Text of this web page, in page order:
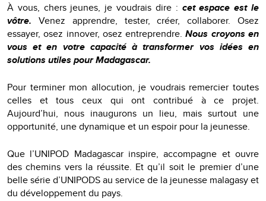
À vous, chers jeunes, je voudrais dire : cet espace est le
vôtre. Venez apprendre, tester, créer, collaborer. Osez
essayer, osez innover, osez entreprendre.Nous croyons en
vous et en votre capacité à transformer vos idées en
solutions utiles pour Madagascar.
Pour terminer mon allocution, je voudrais remercier toutes
celles et tous ceux qui ont contribué à ce projet.
Aujourd’hui, nous inaugurons un lieu, mais surtout une
opportunité, une dynamique et un espoir pour la jeunesse.
Que l’UNIPOD Madagascar inspire, accompagne et ouvre
des chemins vers la réussite. Et qu’il soit le premier d’une
belle série d’UNIPODS au service de la jeunesse malagasy et
du développement du pays.